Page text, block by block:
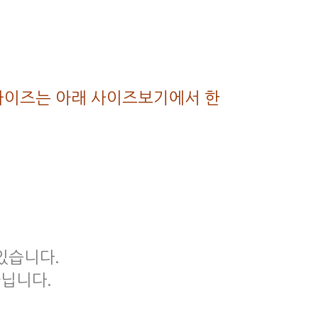
즈는 아래 사이즈보기에서 한
습니다.
니다.